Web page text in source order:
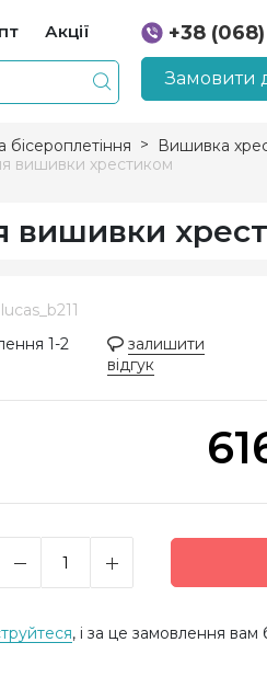
Акції
+38
+38
Замовити
бісероплетіння Вишивка
вишивки хрестиком
вишивки
1-2
залишити
відгук
, і за це замовлення